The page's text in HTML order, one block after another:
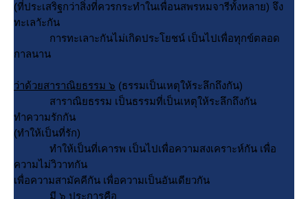
(ที่ประเสริฐกว่าสิ่งที่ควรกระทำในเพื่อนสพรหมจารีทั้งหลาย) จึง
ทะเลาัะกัน
การทะเลาะกันไม่เกิดประโยชน์ เป็นไปเพื่อทุกข์ตลอด
กาลนาน
ว่าด้วยสาราณิยธรรม ๖ (ธรรมเป็นเหตุให้ระลึกถึงกัน)
สาราณิยธรรม เป็นธรรมที่เป็นเหตุให้ระลึกถึงกัน
ทำความรักกัน
(ทำให้เป็นที่รัก)
ทำให้เป็นที่เคารพ เป็นไปเพื่อความสงเคราะห์กัน เพื่อ
ความไม่วิวาทกัน
เพื่อความสามัคคีกัน เพื่อความเป็นอันเดียวกัน
มี ๖ ประการคือ